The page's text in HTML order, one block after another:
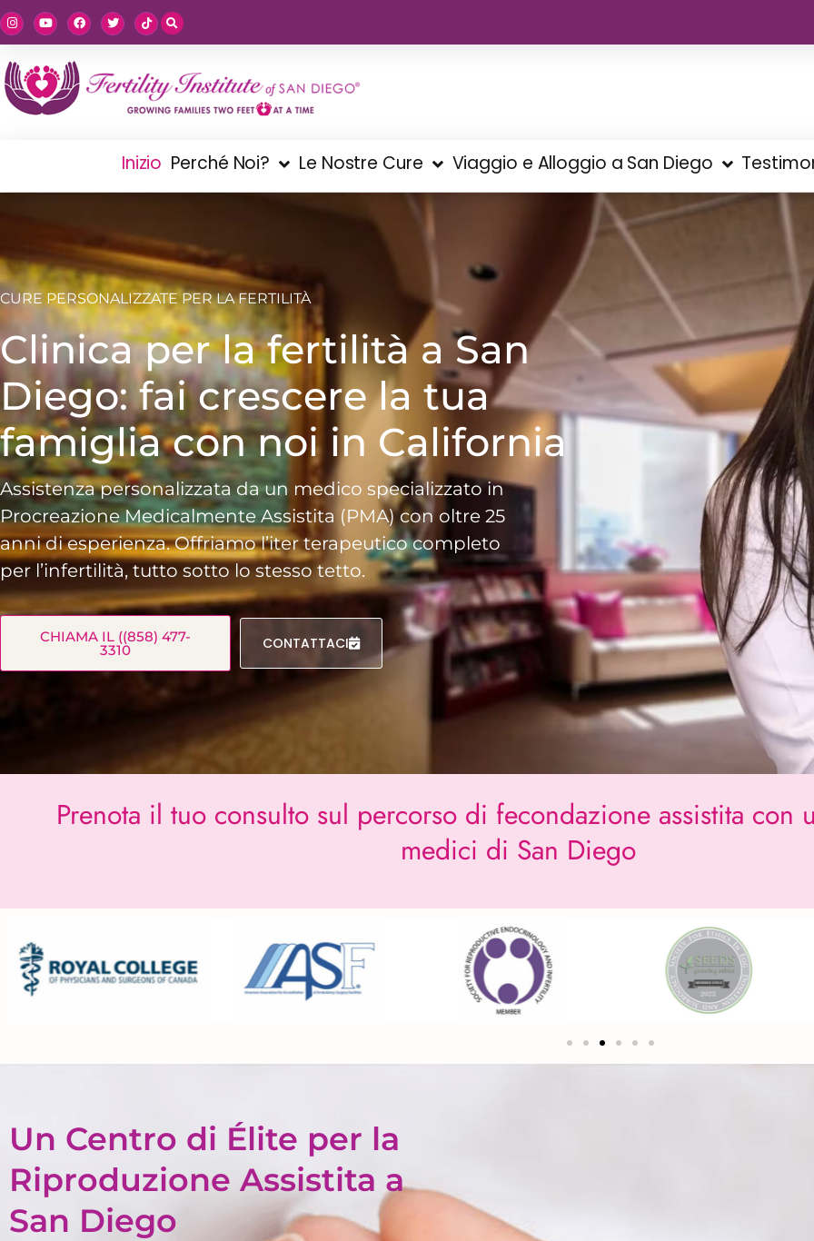
Inizio Perché Noi? Le Nostre Cure Viaggio e Alloggio a San Diego
CURE PERSONALIZZATE PER LA FERTILITÀ
Clinica per la fertilità a San
Diego: fai crescere la tua
famiglia con noi in California
Assistenza personalizzata da un medico specializzato in
Procreazione Medicalmente Assistita (PMA) con oltre 25
anni di esperienza. Offriamo l’iter terapeutico completo
per l’infertilità, tutto sotto lo stesso tetto.
CHIAMA IL ((858) 477-
3310 CONTATTACI
Prenota il tuo consulto sul percorso di fecondazione assistita
medici di San Diego
Un Centro di Élite per la
Riproduzione Assistita a
San Diego